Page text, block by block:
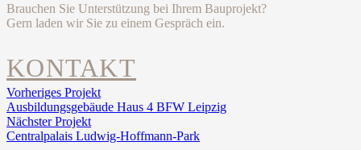
Brauchen Sie Unterstützung bei Ihrem Bauprojekt?
Gern laden wir Sie zu einem Gespräch ein.
KONTAKT
Vorheriges Projekt
Ausbildungsgebäude Haus 4 BFW Leipzig
Nächster Projekt
Centralpalais Ludwig-Hoffmann-Park